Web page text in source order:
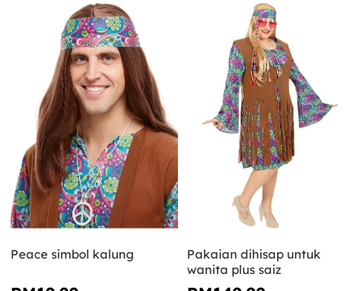
Peace simbol kalung
Pakaian dihisap untuk
wanita plus saiz